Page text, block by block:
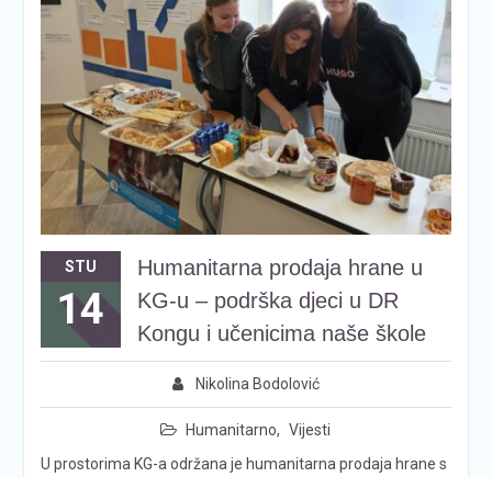
STU
14
Humanitarna prodaja hrane u
KG-u – podrška djeci u DR
Kongu i učenicima naše škole
Nikolina Bodolović
Humanitarno, Vijesti
U prostorima KG-a održana je humanitarna prodaja hrane s